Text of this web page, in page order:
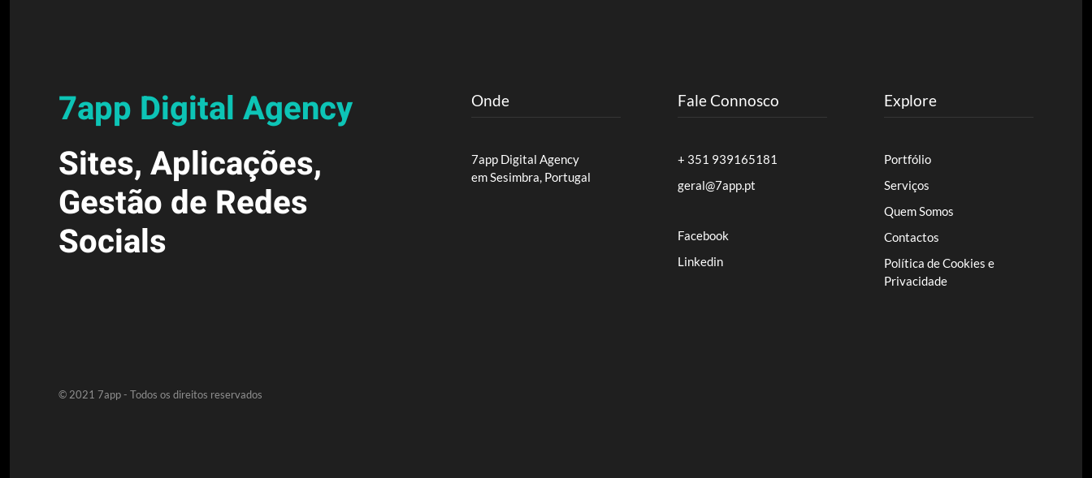
7app Digital Agency
Sites, Aplicações,
Gestão de Redes
Socials
Onde
7app Digital Agency
em Sesimbra, Portugal
Fale Connosco
+ 351 939165181
geral@7app.pt
Facebook
Linkedin
Explore
Portfólio
Serviços
Quem Somos
Contactos
Política de Cookies e
Privacidade
© 2021 7app - Todos os direitos reservados